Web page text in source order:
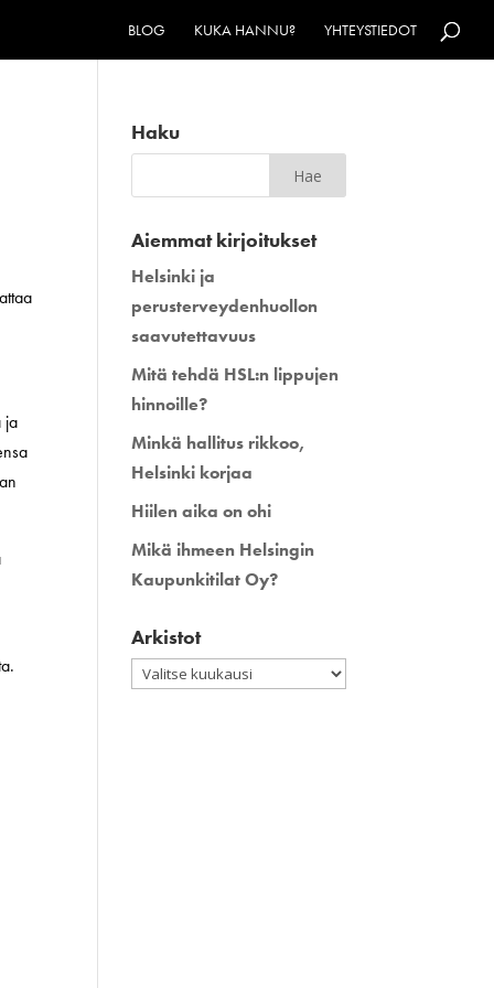
BLOG KUKA HANNU? YHTEYSTIEDOT
ja
Haku
Aiemmat kirjoitukset
Helsinki ja
perusterveydenhuollon
saavutettavuus
Mitä tehdä HSL:n lippujen
hinnoille?
Minkä hallitus rikkoo,
Helsinki korjaa
Hiilen aika on ohi
Mikä ihmeen Helsingin
Kaupunkitilat Oy?
Arkistot
Arkistot